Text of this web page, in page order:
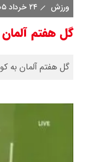
ورزش ۲۴ خرداد ۱۴۰۵
گل هفتم آلمان
گل هفتم آلمان به